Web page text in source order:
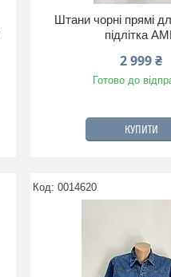
Штани чорні прямі
підлітка
2 999 ₴
Готово до
КУПИТИ
0014620